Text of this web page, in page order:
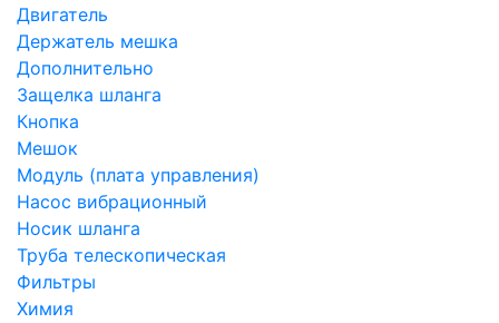
Двигатель
Держатель мешка
Дополнительно
Защелка шланга
Кнопка
Мешок
Модуль (плата управления)
Насос вибрационный
Носик шланга
Труба телескопическая
Фильтры
Химия